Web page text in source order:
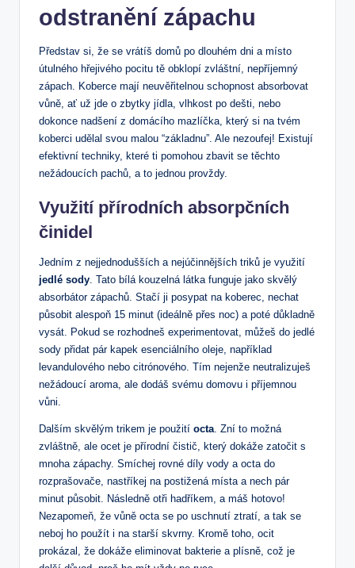
odstranění zápachu
Představ si, že se vrátíš domů po dlouhém dni a místo
útulného hřejivého pocitu tě obklopí zvláštní, nepříjemný
zápach. Koberce mají neuvěřitelnou schopnost absorbovat
vůně, ať už jde o zbytky jídla, vlhkost po dešti, nebo
dokonce nadšení z domácího mazlíčka, který si na tvém
koberci udělal svou malou “základnu”. Ale nezoufej! Existují
efektivní techniky, které ti pomohou zbavit se těchto
nežádoucích pachů, a to jednou provždy.
Využití přírodních absorpčních
činidel
Jedním z nejjednodušších a nejúčinnějších triků je využití
jedlé sody. Tato bílá kouzelná látka funguje jako skvělý
absorbátor zápachů. Stačí ji posypat na koberec, nechat
působit alespoň 15 minut (ideálně přes noc) a poté důkladně
vysát. Pokud se rozhodneš experimentovat, můžeš do jedlé
sody přidat pár kapek esenciálního oleje, například
levandulového nebo citrónového. Tím nejenže neutralizuješ
nežádoucí aroma, ale dodáš svému domovu i příjemnou
vůni.
Dalším skvělým trikem je použití octa. Zní to možná
zvláštně, ale ocet je přírodní čistič, který dokáže zatočit s
mnoha zápachy. Smíchej rovné díly vody a octa do
rozprašovače, nastříkej na postižená místa a nech pár
minut působit. Následně otři hadříkem, a máš hotovo!
Nezapomeň, že vůně octa se po uschnutí ztratí, a tak se
neboj ho použít i na starší skvrny. Kromě toho, ocit
prokázal, že dokáže eliminovat bakterie a plísně, což je